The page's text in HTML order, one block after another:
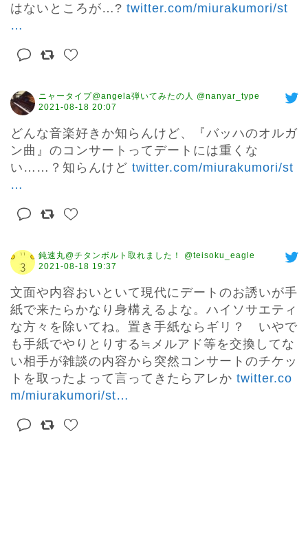
はないところが…? twitter.com/miurakumori/st
…
ニャータイプ@angela弾いてみたの人 @nanyar_type
2021-08-18 20:07
どんな音楽好きか知らんけど、『バッハのオルガ
ン曲』のコンサートってデートには重くな
い……？知らんけど twitter.com/miurakumori/st
…
鈍速丸@チタンボルト取れました！ @teisoku_eagle
2021-08-18 19:37
文面や内容おいといて現代にデートのお誘いが手
紙で来たらかなり身構えるよな。ハイソサエティ
な方々を除いてね。置き手紙ならギリ？　いやで
も手紙でやりとりする≒メルアド等を交換してな
い相手が雑談の内容から突然コンサートのチケッ
トを取ったよって言ってきたらアレか twitter.co
m/miurakumori/st…